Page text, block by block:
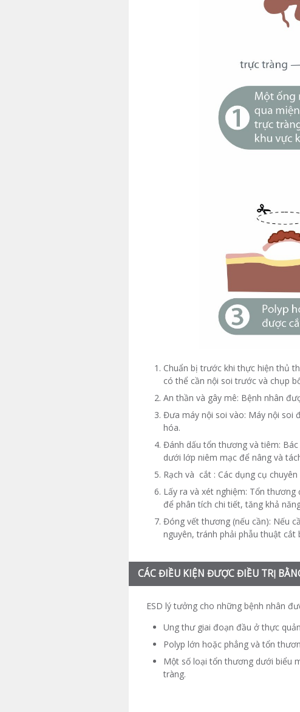
Chuẩn bị trước khi thực hiện thủ
có thể cần nội soi trước và chụp
An thần và gây mê: Bệnh nhân
Đưa máy nội soi vào: Máy nội soi
hóa.
Đánh dấu tổn thương và tiêm:
dưới lớp niêm mạc để nâng và
Rạch và cắt : Các dụng cụ
Lấy ra và xét nghiệm: Tổn
để phân tích chi tiết, tăng khả
Đóng vết thương (nếu cần): Nếu
nguyên, tránh phải phẫu thuật cắt
CÁC ĐIỀU KIỆN ĐƯỢC ĐIỀU TRỊ
ESD lý tưởng cho những bệnh nhân
Ung thư giai đoạn đầu ở thực
Polyp lớn hoặc phẳng và tổn
Một số loại tổn thương dưới biểu
tràng.